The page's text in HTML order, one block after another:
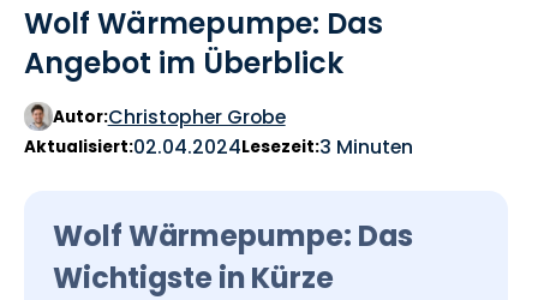
Wolf Wärmepumpe: Das
Angebot im Überblick
Autor:Christopher Grobe
Aktualisiert:02.04.2024Lesezeit:3 Minuten
Wolf Wärmepumpe: Das
Wichtigste in Kürze